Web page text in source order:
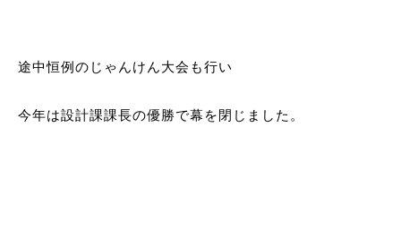
途中恒例のじゃんけん大会も行い
今年は設計課課長の優勝で幕を閉じました。